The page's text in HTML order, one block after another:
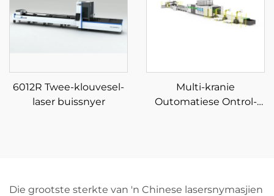
6012R Twee-klouvesel-
laser buissnyer
Multi-kranie
Outomatiese Ontrol-
Die grootste sterkte van 'n Chinese lasersnymasjien